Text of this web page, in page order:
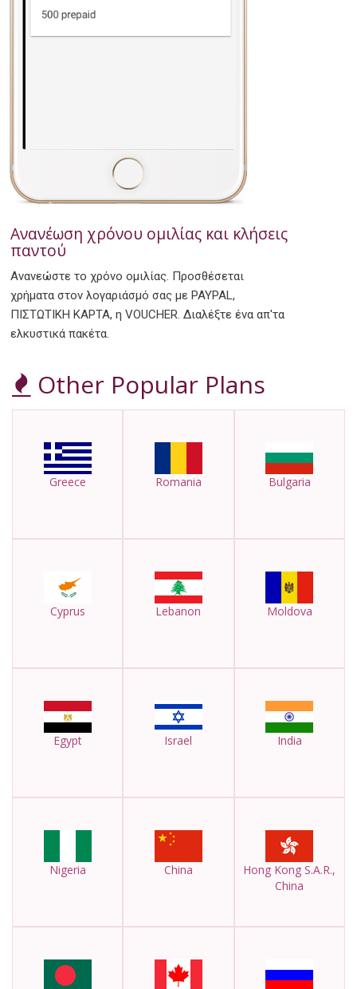
Ανανέωση χρόνου ομιλίας και κλήσεις
παντού
Ανανεώστε το χρόνο ομιλίας. Προσθέσεται
χρήματα στον λογαριάσμό σας με PAYPAL,
ΠΙΣΤΩΤΙΚΗ ΚΑΡΤΑ, η VOUCHER. Διαλέξτε ένα απ'τα
ελκυστικά πακέτα.
Other Popular Plans
Greece Romania Bulgaria
Cyprus Lebanon Moldova
Egypt Israel India
Nigeria China
Hong Kong S.A.R.,
China